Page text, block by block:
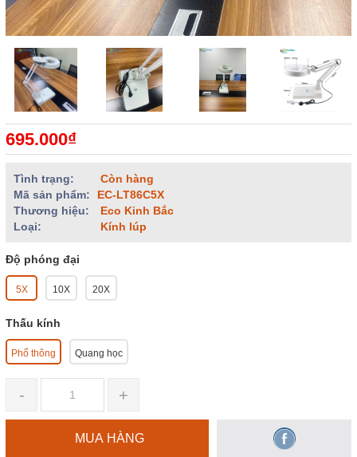
695.000₫
Tình trạng:
Còn hàng
Mã sản phẩm:
EC-LT86C5X
Thương hiệu:
Eco Kinh Bắc
Loại:
Kính lúp
Độ phóng đại
5X 10X 20X
Thấu kính
Phổ thông Quang học
- +
MUA HÀNG